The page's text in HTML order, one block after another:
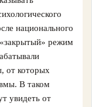
национального
режим
от которых
В таком
увидеть от